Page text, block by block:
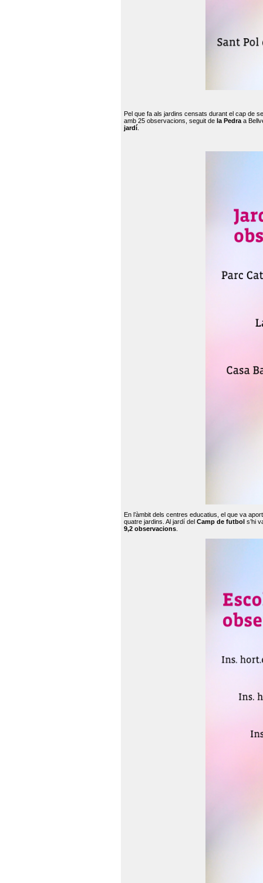
Pel que fa als jardins censats durant el cap de
amb 25 observacions, seguit de la Pedra a
jardí
En l’àmbit dels centres educatius, el que va
quatre jardins. Al jardí del Camp de futbol s’hi
9,2 observacions